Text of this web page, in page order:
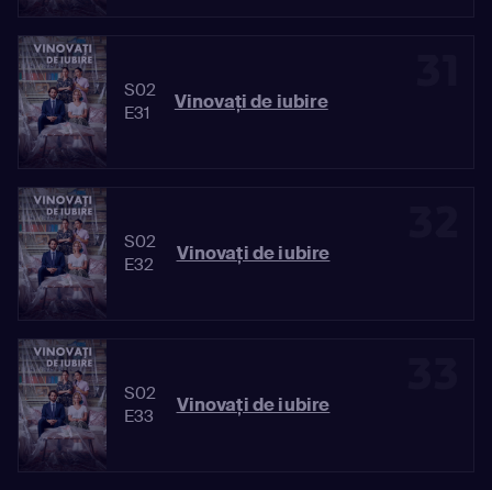
S02
E31
Vinovaţi de iubire
S02
E32
Vinovaţi de iubire
S02
E33
Vinovaţi de iubire